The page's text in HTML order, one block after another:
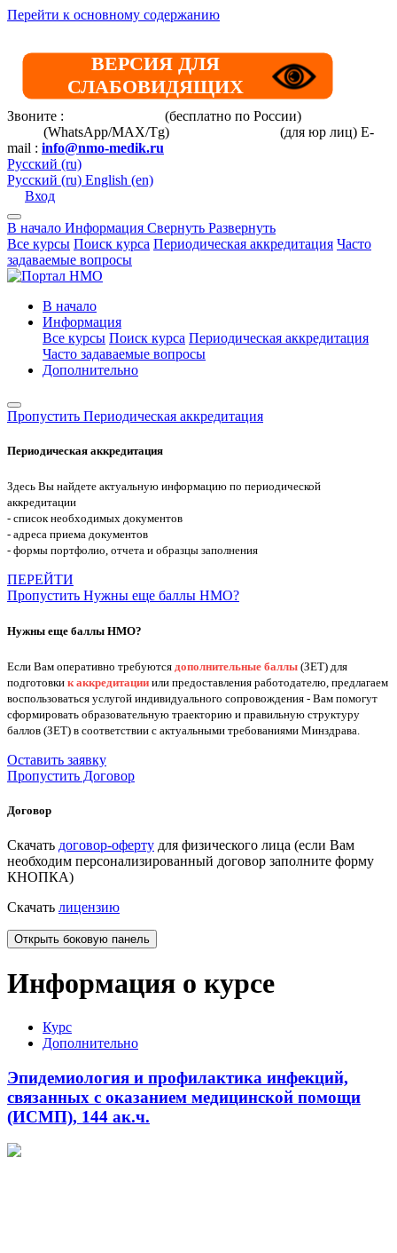
Перейти к основному содержанию
ВЕРСИЯ ДЛЯ
СЛАБОВИДЯЩИХ
Звоните : (бесплатно по России)
(WhatsApp/MAX/Tg) (для юр лиц) E-
mail : info@nmo-medik.ru
Русский ‎(ru)‎
Русский ‎(ru)‎ English ‎(en)‎
Вход
В начало Информация Свернуть Развернуть
Все курсы Поиск курса Периодическая аккредитация Часто
задаваемые вопросы
В начало
Информация
Все курсы Поиск курса Периодическая аккредитация
Часто задаваемые вопросы
Дополнительно
Пропустить Периодическая аккредитация
Периодическая аккредитация
Здесь Вы найдете актуальную информацию по периодической
аккредитации
- список необходимых документов
- адреса приема документов
- формы портфолио, отчета и образцы заполнения
ПЕРЕЙТИ
Пропустить Нужны еще баллы НМО?
Нужны еще баллы НМО?
Если Вам оперативно требуются дополнительные баллы (ЗЕТ) для
подготовки к аккредитации или предоставления работодателю, предлагаем
воспользоваться услугой индивидуального сопровождения - Вам помогут
сформировать образовательную траекторию и правильную структуру
баллов (ЗЕТ) в соответствии с актуальными требованиями Минздрава.
Оставить заявку
Пропустить Договор
Договор
Скачать договор-оферту для физического лица (если Вам
необходим персонализированный договор заполните форму
КНОПКА)
Скачать лицензию
Открыть боковую панель
Информация о курсе
Курс
Дополнительно
Эпидемиология и профилактика инфекций,
связанных с оказанием медицинской помощи
(ИСМП), 144 ак.ч.